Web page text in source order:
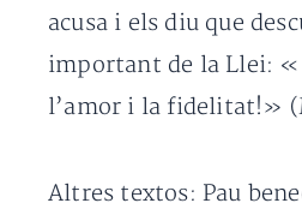
acusa i els diu que
important de la Llei:
l’amor i la fidelitat!»
Altres textos: Pau